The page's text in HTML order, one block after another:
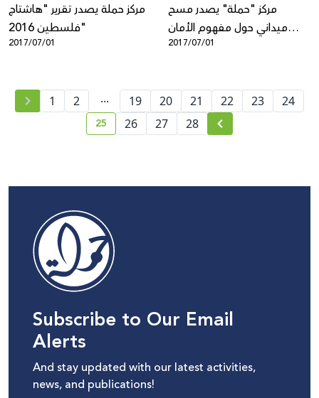
مركز حملة يصدر تقرير "هاشتاج
فلسطين 2016"
2017/07/01
مركز "حملة" يصدر مسح
ميداني حول مفهوم الأمان
الرّقميّ بين الشّباب
2017/07/01
1 2 ... 19 20 21 22 23
24
current page number
25 26 27 28
Subscribe to Our Email
Alerts
And stay updated with our latest activities,
news, and publications!